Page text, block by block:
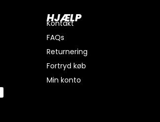
HJÆLP
Kontakt
FAQs
Returnering
Fortryd køb
Min konto